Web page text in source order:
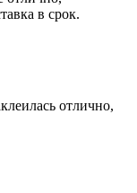
в срок.
отлично,